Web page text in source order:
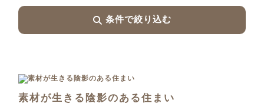
条件で絞り込む
素材が生きる陰影のある住まい